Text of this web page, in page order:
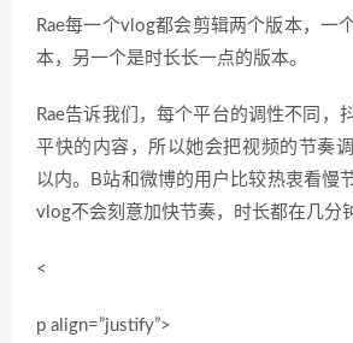
Rae每一个vlog都会剪辑两个版本，一
本，另一个是时长长一点的版本。
Rae告诉我们，每个平台的调性不同，
平快的内容，所以她会把视频的节奏
以内。B站和微博的用户比较热衷看慢
vlog不会刻意加快节奏，时长都在几分
<
p align=”justify”>